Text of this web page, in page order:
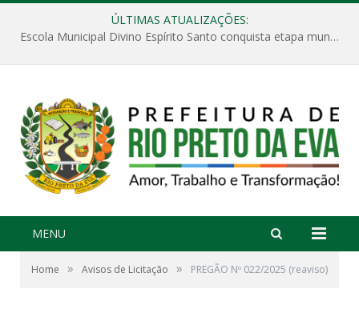
ÚLTIMAS ATUALIZAÇÕES:
Escola Municipal Divino Espírito Santo conquista etapa municipal da V Feira Amazonense de Matemática
MENU
Home » Avisos de Licitação » PREGÃO Nº 022/2025 (reaviso)